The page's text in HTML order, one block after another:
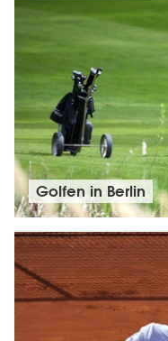
Trabrennbahn
Mariendorfer Damm
Mehr erfahren
12 Steffi-Graf-
Gottfried-von-
Mehr erfahren
Golfen in Berlin